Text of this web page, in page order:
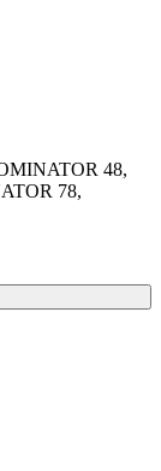
48,
78,